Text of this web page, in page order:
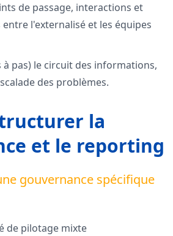
de passage, interactions et
l'externalisé et les équipes
à pas) le circuit des informations,
des problèmes.
la
et le reporting
gouvernance spécifique
de pilotage mixte